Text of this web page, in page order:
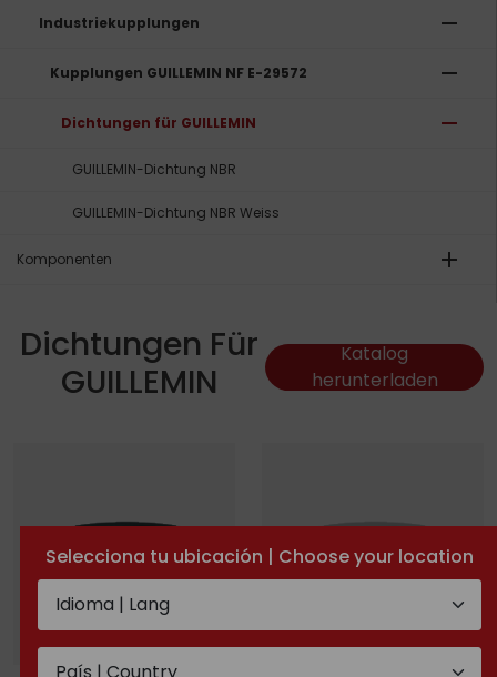
Selecciona tu ubicación | Choose your location
Industriekupplungen remove
Kupplungen GUILLEMIN NF E-29572 remove
Dichtungen für GUILLEMIN remove
GUILLEMIN-Dichtung NBR
GUILLEMIN-Dichtung NBR Weiss
Komponenten add
Dichtungen Für
GUILLEMIN
Katalog
herunterladen